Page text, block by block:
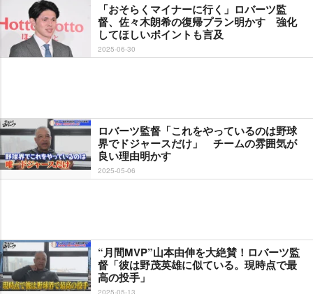
「おそらくマイナーに行く」ロバーツ監
督、佐々木朗希の復帰プラン明かす 強化
してほしいポイントも言及
2025-06-30
ロバーツ監督「これをやっているのは野球
界でドジャースだけ」 チームの雰囲気が
良い理由明かす
2025-05-06
“月間MVP”山本由伸を大絶賛！ロバーツ監
督「彼は野茂英雄に似ている。現時点で最
高の投手」
2025-05-13